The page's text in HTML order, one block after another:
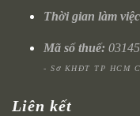
Thời gian làm
Mã số thuế:
- Sở KHĐT TP HCM
Liên kết